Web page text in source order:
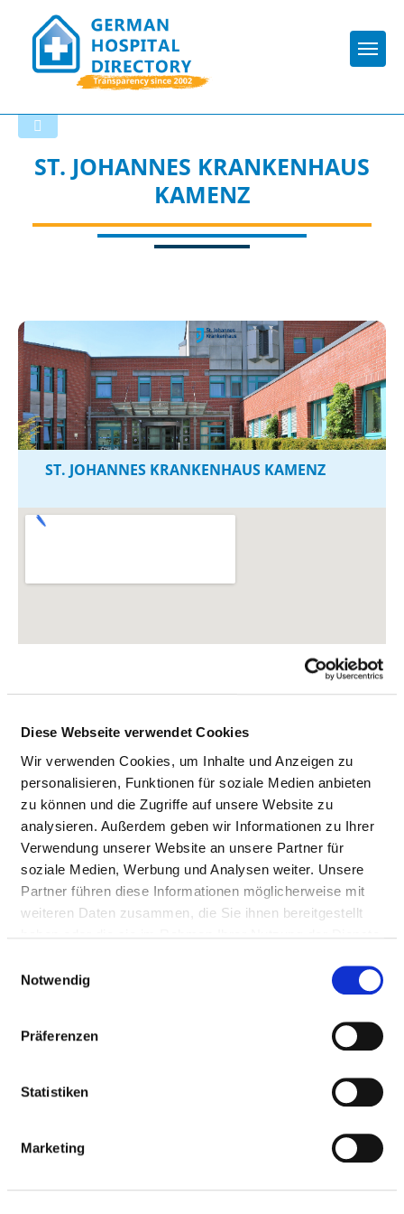
Diese Webseite verwendet Cookies
Wir verwenden Cookies, um Inhalte und Anzeigen zu
personalisieren, Funktionen für soziale Medien anbieten
zu können und die Zugriffe auf unsere Website zu
analysieren. Außerdem geben wir Informationen zu Ihrer
Verwendung unserer Website an unsere Partner für
soziale Medien, Werbung und Analysen weiter. Unsere
Partner führen diese Informationen möglicherweise mit
weiteren Daten zusammen, die Sie ihnen bereitgestellt
Notwendig
Präferenzen
Statistiken
Marketing
ST. JOHANNES KRANKENHAUS
KAMENZ
ST. JOHANNES KRANKENHAUS KAMENZ
Nebelschützer Straße 40
01917 Kamenz
Approach
BASIC INFORMATION
Number of beds: 148
Number of specialist departments: 6